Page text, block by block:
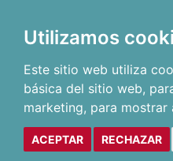
Utilizamos
Este sitio web utiliza
básica del sitio web,
marketing, para mostrar
ACEPTAR RECHAZAR